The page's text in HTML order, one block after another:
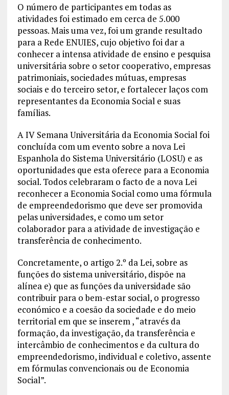
O número de participantes em todas as
atividades foi estimado em cerca de 5.000
pessoas. Mais uma vez, foi um grande resultado
para a Rede ENUIES, cujo objetivo foi dar a
conhecer a intensa atividade de ensino e pesquisa
universitária sobre o setor cooperativo, empresas
patrimoniais, sociedades mútuas, empresas
sociais e do terceiro setor, e fortalecer laços com
representantes da Economia Social e suas
famílias.
A IV Semana Universitária da Economia Social foi
concluída com um evento sobre a nova Lei
Espanhola do Sistema Universitário (LOSU) e as
oportunidades que esta oferece para a Economia
social. Todos celebraram o facto de a nova Lei
reconhecer a Economia Social como uma fórmula
de empreendedorismo que deve ser promovida
pelas universidades, e como um setor
colaborador para a atividade de investigação e
transferência de conhecimento.
Concretamente, o artigo 2.º da Lei, sobre as
funções do sistema universitário, dispõe na
alínea e) que as funções da universidade são
contribuir para o bem-estar social, o progresso
económico e a coesão da sociedade e do meio
territorial em que se inserem , “através da
formação, da investigação, da transferência e
intercâmbio de conhecimentos e da cultura do
empreendedorismo, individual e coletivo, assente
em fórmulas convencionais ou de Economia
Social”.